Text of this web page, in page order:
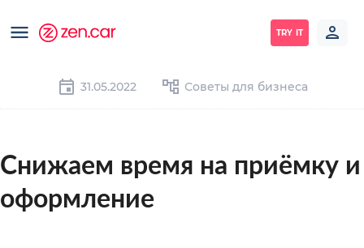
TRY IT
31.05.2022 Советы для бизнеса
Снижаем время на приёмку и
оформление